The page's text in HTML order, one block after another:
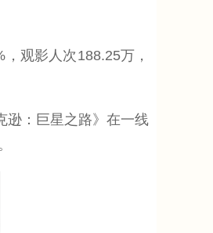
观影人次188.25万，
：巨星之路》在一线